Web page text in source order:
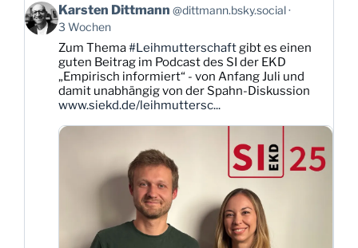
Beitrag
von
Karsten
Dittmann
Bluesky
ansehen
Karsten Dittmann @dittmann.bsky.social
3 Wochen
Zum Thema#Leihmutterschaftgibt es einen
guten Beitrag im Podcast des SI der EKD
„Empirisch informiert“ - von Anfang Juli und
damit unabhängig von der Spahn-Diskussion
www.siekd.de/leihmuttersc...